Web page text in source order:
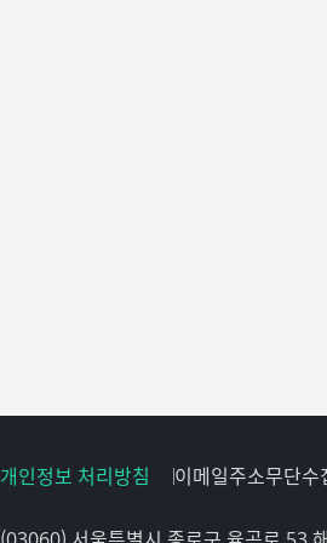
개인정보 처리방침 이메일주소무단수